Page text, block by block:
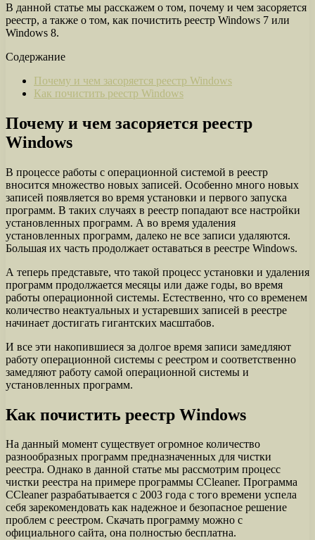
В данной статье мы расскажем о том, почему и чем засоряется
реестр, а также о том, как почистить реестр Windows 7 или
Windows 8.
Содержание
Почему и чем засоряется реестр Windows
Как почистить реестр Windows
Почему и чем засоряется реестр
Windows
В процессе работы с операционной системой в реестр
вносится множество новых записей. Особенно много новых
записей появляется во время установки и первого запуска
программ. В таких случаях в реестр попадают все настройки
установленных программ. А во время удаления
установленных программ, далеко не все записи удаляются.
Большая их часть продолжает оставаться в реестре Windows.
А теперь представьте, что такой процесс установки и удаления
программ продолжается месяцы или даже годы, во время
работы операционной системы. Естественно, что со временем
количество неактуальных и устаревших записей в реестре
начинает достигать гигантских масштабов.
И все эти накопившиеся за долгое время записи замедляют
работу операционной системы с реестром и соответственно
замедляют работу самой операционной системы и
установленных программ.
Как почистить реестр Windows
На данный момент существует огромное количество
разнообразных программ предназначенных для чистки
реестра. Однако в данной статье мы рассмотрим процесс
чистки реестра на примере программы CCleaner. Программа
CCleaner разрабатывается с 2003 года с того времени успела
себя зарекомендовать как надежное и безопасное решение
проблем с реестром. Скачать программу можно с
официального сайта, она полностью бесплатна.